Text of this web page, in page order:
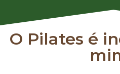
O Pilates é